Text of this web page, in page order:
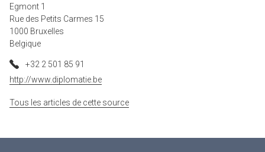
Egmont 1
Rue des Petits Carmes 15
1000 Bruxelles
Belgique
+32 2 501 85 91
http://www.diplomatie.be
Tous les articles de cette source